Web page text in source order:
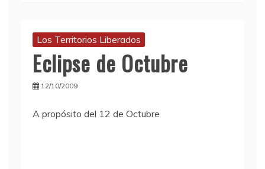
Los Territorios Liberados
Eclipse de Octubre
12/10/2009
A propósito del 12 de Octubre